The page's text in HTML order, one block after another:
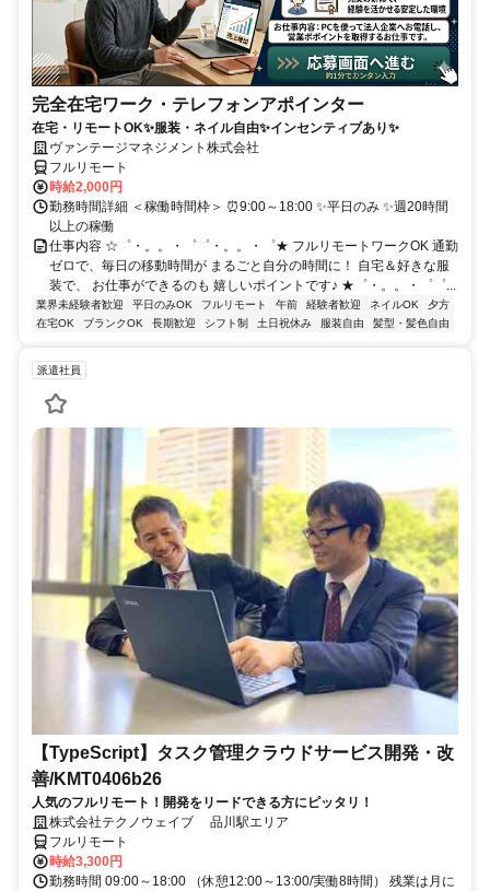
完全在宅ワーク・テレフォンアポインター
在宅・リモートOK✨服装・ネイル自由✨インセンティブあり✨
ヴァンテージマネジメント株式会社
フルリモート
時給2,000円
勤務時間詳細 ＜稼働時間枠＞ ⏰9:00～18:00 ✨平日のみ ✨週20時間
以上の稼働
仕事内容 ☆゜・。。・゜゜・。。・゜★ フルリモートワークOK 通勤
ゼロで、毎日の移動時間が まるごと自分の時間に！ 自宅＆好きな服
装で、 お仕事ができるのも 嬉しいポイントです♪ ★゜・。。・゜゜...
業界未経験者歓迎 平日のみOK フルリモート 午前 経験者歓迎 ネイルOK
夕方
在宅OK
ブランクOK 長期歓迎 シフト制 土日祝休み 服装自由 髪型・髪色自由
派遣社員
【TypeScript】タスク管理クラウドサービス開発・改
善/KMT0406b26
人気のフルリモート！開発をリードできる方にピッタリ！
株式会社テクノウェイブ 品川駅エリア
フルリモート
時給3,300円
勤務時間 09:00～18:00 （休憩12:00～13:00/実働8時間） 残業は月に